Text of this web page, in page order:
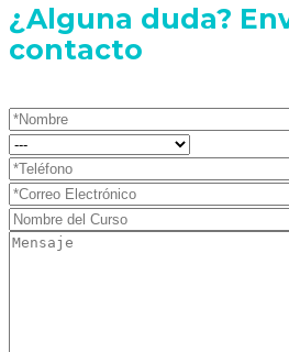
¿Alguna duda?
contacto